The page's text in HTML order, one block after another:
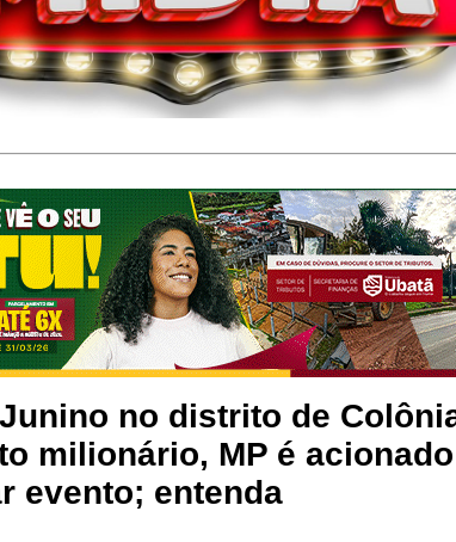
no distrito de
milionário, MP é
evento; entenda